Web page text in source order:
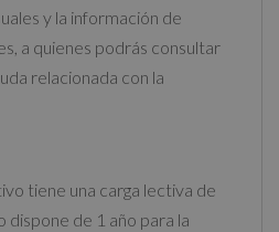
y la información de
a quienes podrás consultar
relacionada con la
tiene una carga lectiva de
dispone de 1 año para la